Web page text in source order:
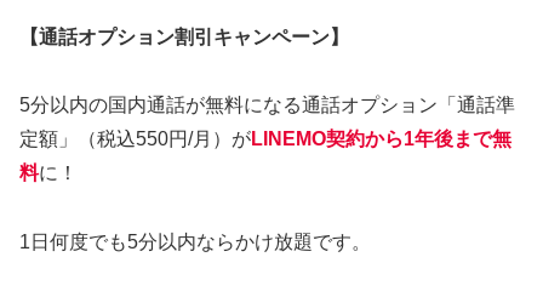
【通話オプション割引キャンペーン】
5分以内の国内通話が無料になる通話オプション「通話準
定額」（税込550円/月）がLINEMO契約から1年後まで無
料に！
1日何度でも5分以内ならかけ放題です。